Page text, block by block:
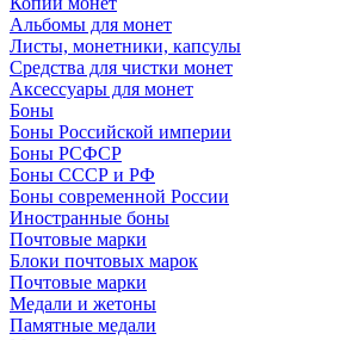
Альбомы для монет
Листы, монетники, капсулы
Средства для чистки монет
Аксессуары для монет
Боны
Боны Российской империи
Боны РСФСР
Боны СССР и РФ
Боны современной России
Иностранные боны
Почтовые марки
Блоки почтовых марок
Почтовые марки
Медали и жетоны
Памятные медали